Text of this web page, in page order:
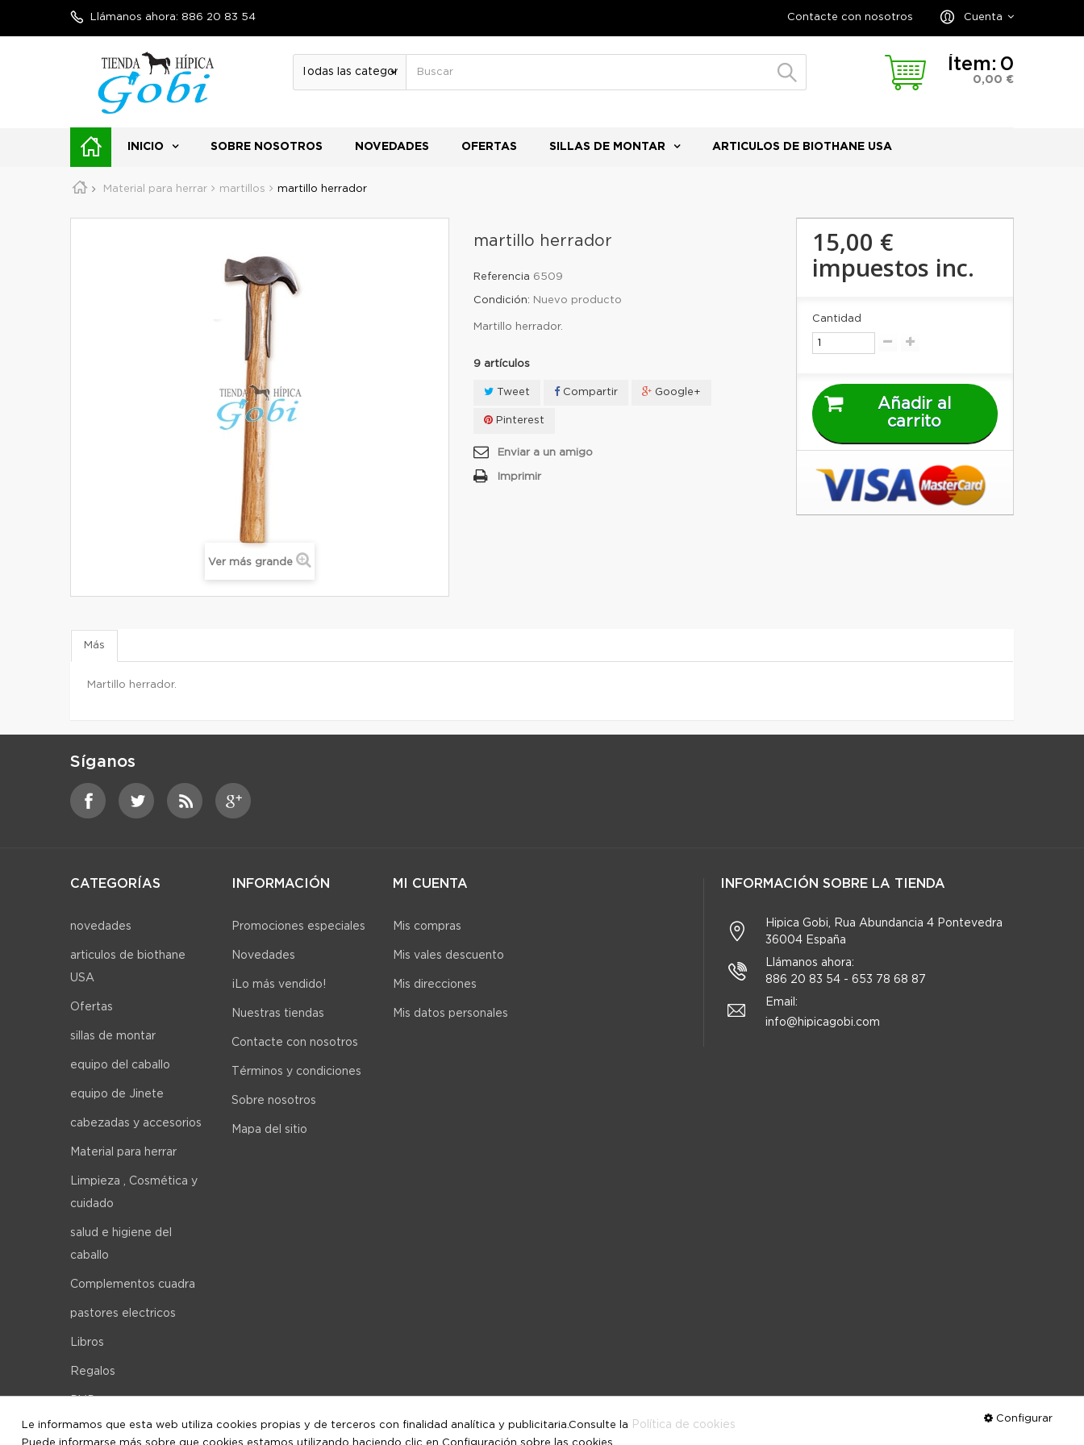
Cuenta
Contacte con nosotros
Llámanos ahora: 886 20 83 54
Ítem: 0
0,00 €
INICIO SOBRE NOSOTROS NOVEDADES OFERTAS SILLAS DE MONTAR ARTICULOS DE BIOTHANE USA
Material para herrar martillos martillo herrador
Ver más grande
martillo herrador
Referencia 6509
Condición: Nuevo producto
Martillo herrador.
9 artículos
Tweet Compartir Google+
Pinterest
Enviar a un amigo
Imprimir
15,00 €
impuestos inc.
Cantidad
Añadir al
carrito
Más
Martillo herrador.
Síganos
CATEGORÍAS
novedades
articulos de biothane
USA
Ofertas
sillas de montar
equipo del caballo
equipo de Jinete
cabezadas y accesorios
Material para herrar
Limpieza , Cosmética y
cuidado
salud e higiene del
caballo
Complementos cuadra
pastores electricos
Libros
Regalos
INFORMACIÓN
Promociones especiales
Novedades
¡Lo más vendido!
Nuestras tiendas
Contacte con nosotros
Términos y condiciones
Sobre nosotros
Mapa del sitio
MI CUENTA
Mis compras
Mis vales descuento
Mis direcciones
Mis datos personales
INFORMACIÓN SOBRE LA TIENDA
Hipica Gobi, Rua Abundancia 4 Pontevedra
36004 España
Llámanos ahora:
886 20 83 54 - 653 78 68 87
Email:
info@hipicagobi.com
Le informamos que esta web utiliza cookies propias y de terceros con finalidad analítica y publicitaria.Consulte la Política de cookies
Puede informarse más sobre que cookies estamos utilizando haciendo clic en Configuración sobre las cookies.
Configurar